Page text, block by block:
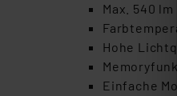
Max. 540
Hohe
Einfache